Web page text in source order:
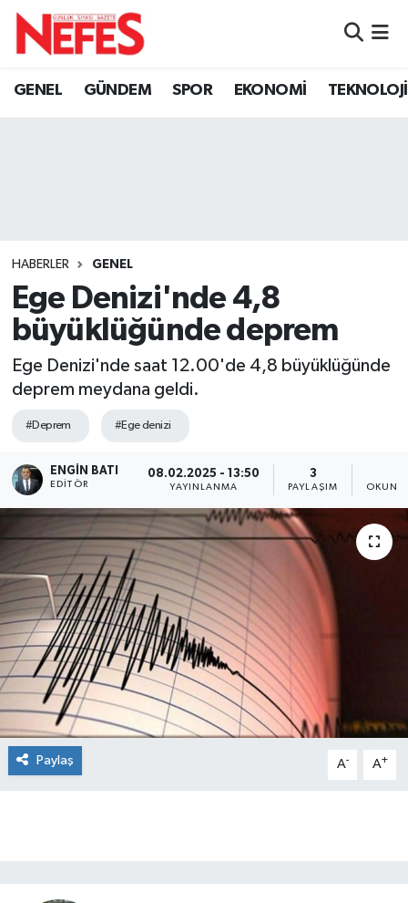
GENEL GÜNDEM SPOR EKONOMİ TEKNOLOJİ
HABERLER GENEL
Ege Denizi'nde 4,8
büyüklüğünde deprem
Ege Denizi'nde saat 12.00'de 4,8 büyüklüğünde
deprem meydana geldi.
#Deprem #Ege denizi
ENGIN BATI
EDITÖR
08.02.2025 - 13:50
YAYINLANMA
3
PAYLAŞIM
Paylaş A- A+
Hava Durumu
Tüm Manşetler
Son Dakika Haberleri
Haber Arşivi